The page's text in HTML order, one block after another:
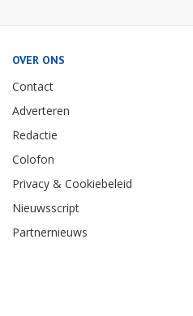
OVER ONS
Contact
Adverteren
Redactie
Colofon
Privacy & Cookiebeleid
Nieuwsscript
Partnernieuws